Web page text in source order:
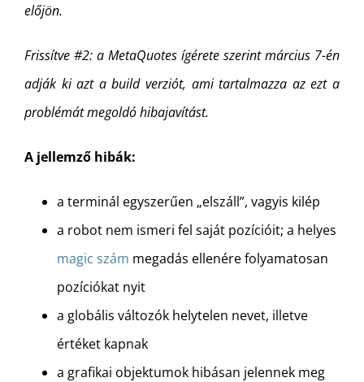
előjön.
Frissítve #2: a MetaQuotes ígérete szerint március 7-én
adják ki azt a build verziót, ami tartalmazza az ezt a
problémát megoldó hibajavítást.
A jellemző hibák:
a terminál egyszerűen „elszáll”, vagyis kilép
a robot nem ismeri fel saját pozícióit; a helyes
magic szám megadás ellenére folyamatosan
pozíciókat nyit
a globális változók helytelen nevet, illetve
értéket kapnak
a grafikai objektumok hibásan jelennek meg